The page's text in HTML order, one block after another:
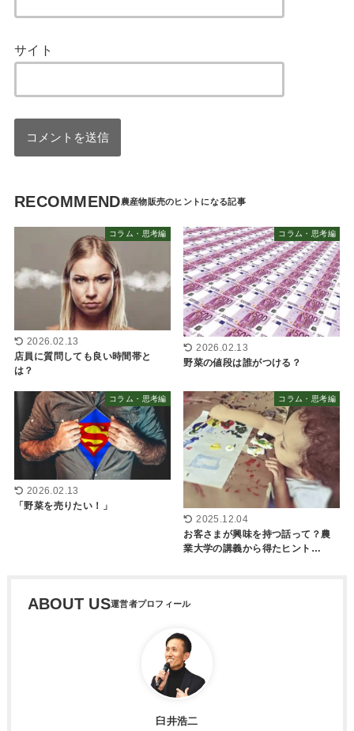
サイト
RECOMMEND
コラム・思考編
2026.02.13
店員に質問しても良い時間帯と
は？
コラム・思考編
2026.02.13
野菜の値段は誰がつける？
コラム・思考編
2026.02.13
「野菜を売りたい！」
コラム・思考編
2025.12.04
お客さまが興味を持つ話って？農
業大学の講義から得たヒント…
ABOUT US
臼井浩二